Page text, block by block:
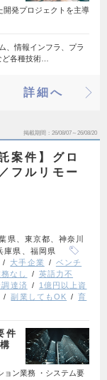
開発プロジェクトを主導
、情報インフラ、プラ
ど各種技術…
詳細へ
掲載期間 26/08/07～26/08/20
案件】グロ
フルリモー
県、東京都、神奈川
庫県、福岡県
大手企業
ベンチ
なし
英語力不
達済
1億円以上資
副業してもOK
育
件
ョン業務 ・システム要